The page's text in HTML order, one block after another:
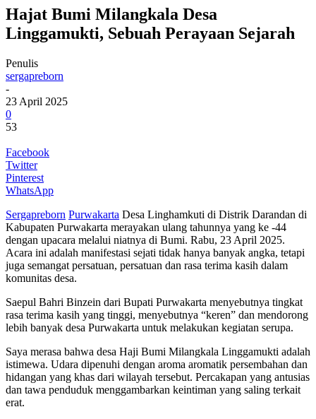
Hajat Bumi Milangkala Desa
Linggamukti, Sebuah Perayaan Sejarah
Penulis
sergapreborn
-
23 April 2025
0
53
Facebook
Twitter
Pinterest
WhatsApp
Sergapreborn Purwakarta Desa Linghamkuti di Distrik Darandan di
Kabupaten Purwakarta merayakan ulang tahunnya yang ke -44
dengan upacara melalui niatnya di Bumi. Rabu, 23 April 2025.
Acara ini adalah manifestasi sejati tidak hanya banyak angka, tetapi
juga semangat persatuan, persatuan dan rasa terima kasih dalam
komunitas desa.
Saepul Bahri Binzein dari Bupati Purwakarta menyebutnya tingkat
rasa terima kasih yang tinggi, menyebutnya “keren” dan mendorong
lebih banyak desa Purwakarta untuk melakukan kegiatan serupa.
Saya merasa bahwa desa Haji Bumi Milangkala Linggamukti adalah
istimewa. Udara dipenuhi dengan aroma aromatik persembahan dan
hidangan yang khas dari wilayah tersebut. Percakapan yang antusias
dan tawa penduduk menggambarkan keintiman yang saling terkait
erat.